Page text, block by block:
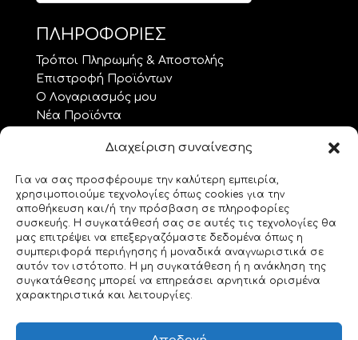
Διαχείριση συναίνεσης
Για να σας προσφέρουμε την καλύτερη εμπειρία,
χρησιμοποιούμε τεχνολογίες όπως cookies για την
αποθήκευση και/ή την πρόσβαση σε πληροφορίες
συσκευής. Η συγκατάθεσή σας σε αυτές τις τεχνολογίες θα
μας επιτρέψει να επεξεργαζόμαστε δεδομένα όπως η
συμπεριφορά περιήγησης ή μοναδικά αναγνωριστικά σε
αυτόν τον ιστότοπο. Η μη συγκατάθεση ή η ανάκληση της
συγκατάθεσης μπορεί να επηρεάσει αρνητικά ορισμένα
χαρακτηριστικά και λειτουργίες.
ΠΛΗΡΟΦΟΡΙΕΣ
Τρόποι Πληρωμής & Αποστολής
Επιστροφή Προϊόντων
Ο Λογαριασμός μου
Νέα Προϊόντα
Όροι Χρήσης – GDPR
ΘΕΜΑΤΑ.. ΤΕΧΝΗΣ
Custom Made
Gemstones
Morse Code
Origami